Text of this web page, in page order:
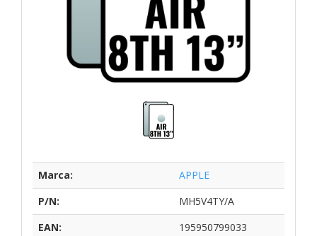
Marca:
APPLE
P/N:
MH5V4TY/A
EAN:
195950799033